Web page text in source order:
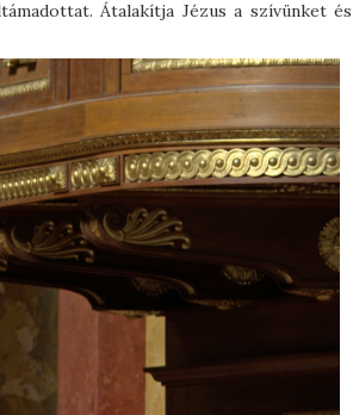
Átalakítja Jézus a szívünket és